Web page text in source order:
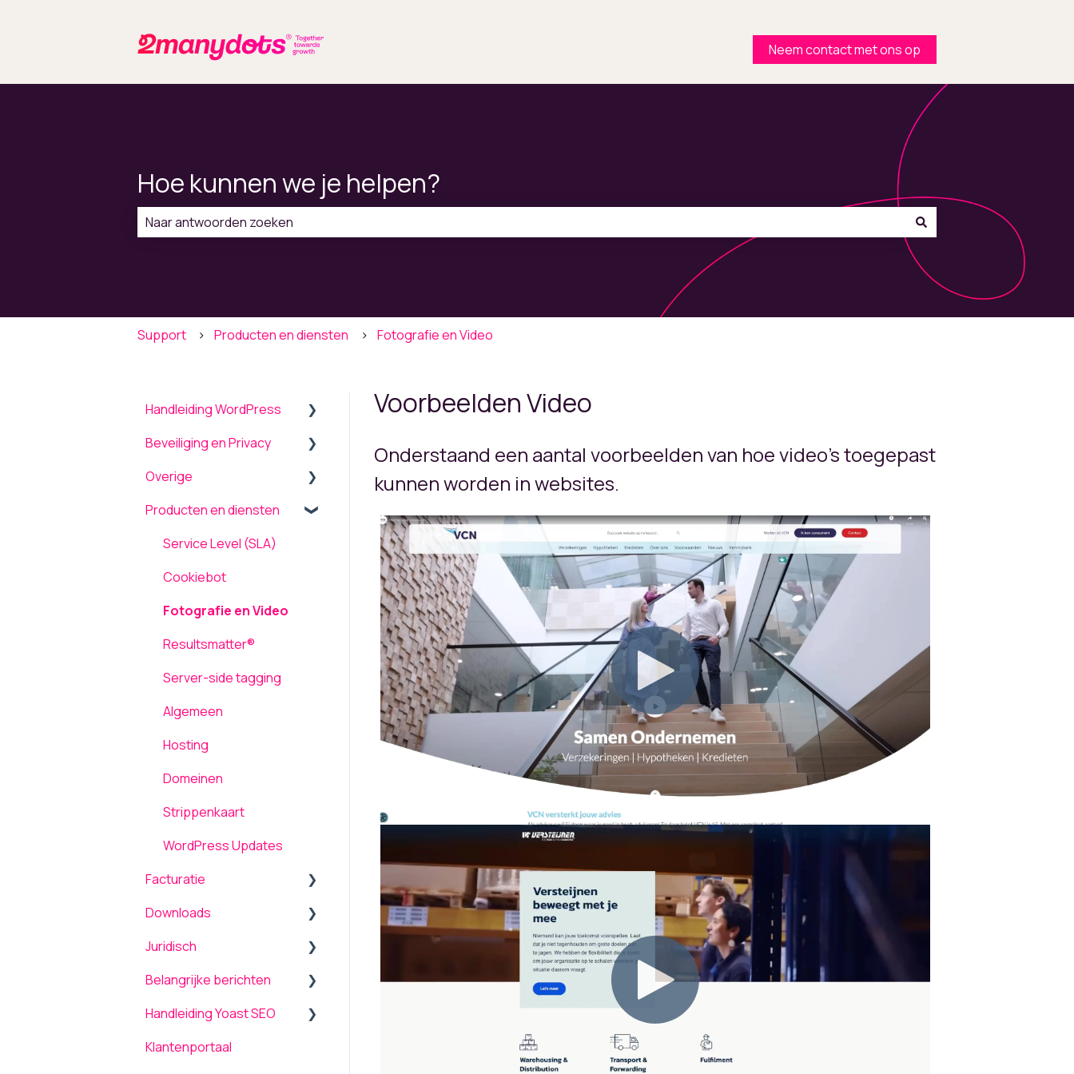
Neem contact met ons op
Hoe kunnen we je helpen?
Support Producten en diensten Fotografie en Video
Voorbeelden Video
Onderstaand een aantal voorbeelden van hoe video's toegepast
kunnen worden in websites.
Handleiding WordPress
Algemeen
Menu
Theme settings
Plugins
Formulieren
Pagina's
Media
Inloggen
Gebruikers
Beveiliging en Privacy
Beveiliging
Onderhoud en updates
TLS ondersteuning
AVG / GDPR
Overige
Back-up terugplaatsen /
Producten en diensten
Service Level (SLA)
Cookiebot
Fotografie en Video
Resultsmatter®
Server-side tagging
Algemeen
Hosting
Domeinen
Strippenkaart
WordPress Updates
Facturatie
Algemeen
Betalen / Transacties
Wijzigingen / Mutaties
Bank en betaalrekening
COVID-19
Downloads
Producten
Overige
Managed Services
Resultsmatter®
Juridisch
Voorwaarden
Belangrijke berichten
Upgrade naar PHP 8
Ontwerpeisen voor
Handleiding Yoast SEO
Dashboard
Klantenportaal